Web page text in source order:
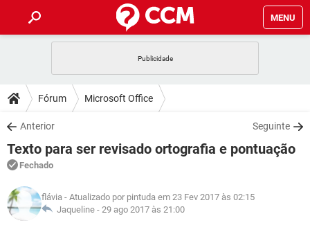
MENU
CELULAR
OUTLOOK
INSTAGRAM GMAIL
GUIA DE COMPRAS
DICAS
JOGOS
OUTLOOK
INSTAGRAM
GUIA DE COMPRAS
DOWNLOADS
JOGOS WHATSAPP
CELULAR
OUTLOOK EXCEL
INSTAGRAM
FÓRUM
JOGOS
CELULAR FACEBOOK
GLOSSÁRIO
JOGOS
Fórum Microsoft Office
Anterior Seguinte
Texto para ser revisado ortografia e pontuação
Fechado
flávia - Atualizado por pintuda em 23 Fev 2017 às 02:15
Jaqueline - 29 ago 2017 às 21:00